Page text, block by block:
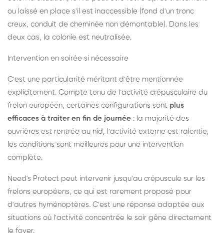
ou laissé en place s'il est inaccessible (fond d'un tronc
creux, conduit de cheminée non démontable). Dans les
deux cas, la colonie est neutralisée.
Intervention en soirée si nécessaire
C'est une particularité méritant d'être mentionnée
explicitement. Compte tenu de l'activité crépusculaire du
frelon européen, certaines configurations sont plus
efficaces à traiter en fin de journée : la majorité des
ouvrières est rentrée au nid, l'activité externe est ralentie,
les conditions sont meilleures pour une intervention
complète.
Need's Protect peut intervenir jusqu'au crépuscule sur les
frelons européens, ce qui est rarement proposé pour
d'autres hyménoptères. C'est une réponse adaptée aux
situations où l'activité concentrée le soir gêne directement
le foyer.